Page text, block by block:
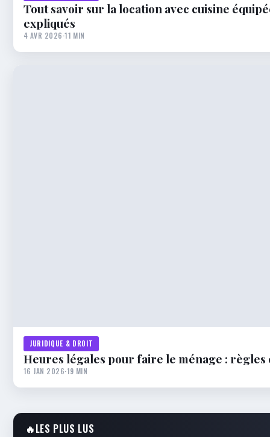
Tout savoir sur la location avec cuisine
expliqués
4 AVR 2026·11 MIN
JURIDIQUE & DROIT
Heures légales pour faire le ménage : règles
16 JAN 2026·19 MIN
🔥LES PLUS LUS